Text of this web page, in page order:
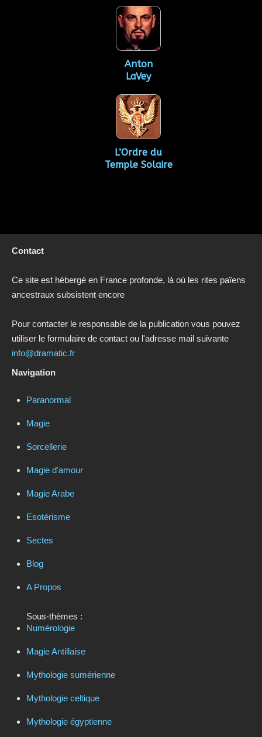
Anton
LaVey
L’Ordre du
Temple Solaire
Contact
Ce site est hébergé en France profonde, là où les rites païens
ancestraux subsistent encore
Pour contacter le responsable de la publication vous pouvez
utiliser le formulaire de contact ou l'adresse mail suivante
info@dramatic.fr
Navigation
Paranormal
Magie
Sorcellerie
Magie d'amour
Magie Arabe
Esotérisme
Sectes
Blog
A Propos
Sous-thèmes :
Numérologie
Magie Antillaise
Mythologie sumérienne
Mythologie celtique
Mythologie égyptienne